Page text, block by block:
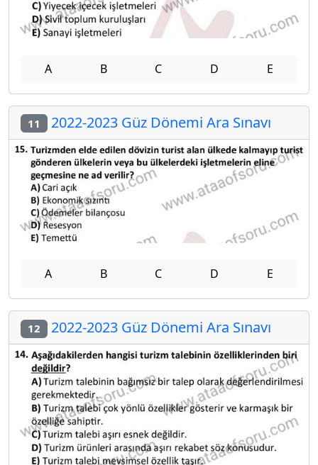
A B C D E
11 2022-2023 Güz Dönemi Ara Sınavı
A B C D E
12 2022-2023 Güz Dönemi Ara Sınavı